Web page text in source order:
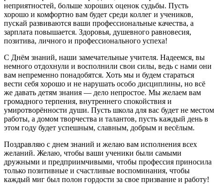
неприятностей, больше хороших оценок судьбы. Пусть
хорошо и комфортно вам будет среди коллег и учеников,
пускай развиваются ваши профессиональные качества, а
зарплата повышается. Здоровья, душевного равновесия,
позитива, личного и профессионального успеха!
С Днём знаний, наши замечательные учителя. Надеемся, вы
немного отдохнули и восполнили свои силы, ведь с нами они
вам непременно понадобятся. Хоть мы и будем стараться
вести себя хорошо и не нарушать особо дисциплины, но всё
же давать детям знания — дело непростое. Мы желаем вам
громадного терпения, внутреннего спокойствия и
умиротворённости души. Пусть школа для вас будет не местом
работы, а домом творчества и талантов, пусть каждый день в
этом году будет успешным, славным, добрым и весёлым.
Поздравляю с днем знаний и желаю вам исполнения всех
желаний. Желаю, чтобы ваши ученики были самыми
дружными и предприимчивыми, чтобы профессия приносила
только позитивные и счастливые воспоминания, чтобы
каждый миг был полон гордости за свое призвание и работу!